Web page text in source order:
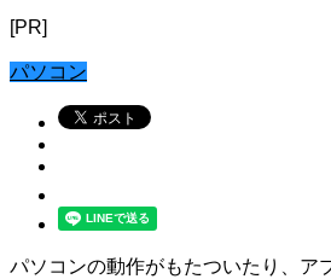
[PR]
パソコン
パソコンの動作がもたついたり、ア